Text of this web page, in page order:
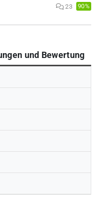
23 90%
und Bewertung